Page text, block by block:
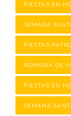
FIESTAS EN
SEMANA
FIESTAS
ROMERÍA DE
FIESTAS EN
SEMANA